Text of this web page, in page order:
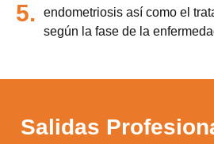
5.
endometriosis así como el
según la fase de la
Salidas